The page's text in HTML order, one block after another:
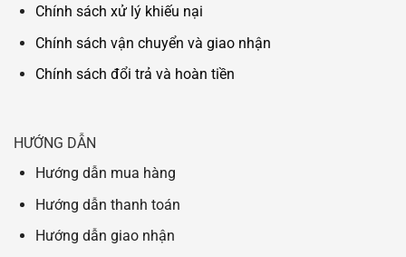
Chính sách xử lý khiếu nại
Chính sách vận chuyển và giao nhận
Chính sách đổi trả và hoàn tiền
HƯỚNG DẪN
Hướng dẫn mua hàng
Hướng dẫn thanh toán
Hướng dẫn giao nhận